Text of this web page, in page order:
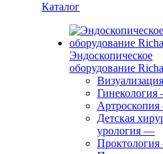
Каталог
Эндоскопическое
оборудование
Визуализация
Гинекология
Артроскопия
Детская
урология —
Проктология